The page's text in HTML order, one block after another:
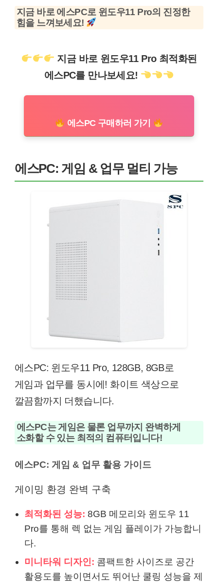
지금 바로 에스PC로 윈도우11 Pro의 진정한
힘을 느껴보세요!
지금 바로 윈도우11 Pro 최적화된
에스PC를 만나보세요!
에스PC 구매하러 가기
에스PC: 게임 & 업무 멀티 가능
에스PC: 윈도우11 Pro, 128GB, 8GB로
게임과 업무를 동시에! 화이트 색상으로
깔끔함까지 더했습니다.
에스PC는 게임은 물론 업무까지 완벽하게
소화할 수 있는 최적의 컴퓨터입니다!
에스PC: 게임 & 업무 활용 가이드
게이밍 환경 완벽 구축
최적화된 성능: 8GB 메모리와 윈도우 11
Pro를 통해 렉 없는 게임 플레이가 가능합니
다.
미니타워 디자인: 콤팩트한 사이즈로 공간
활용도를 높이면서도 뛰어난 쿨링 성능을 제